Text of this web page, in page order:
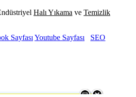
Halı Yıkama ve Temizlik
SayfasıYoutube Sayfası SEO